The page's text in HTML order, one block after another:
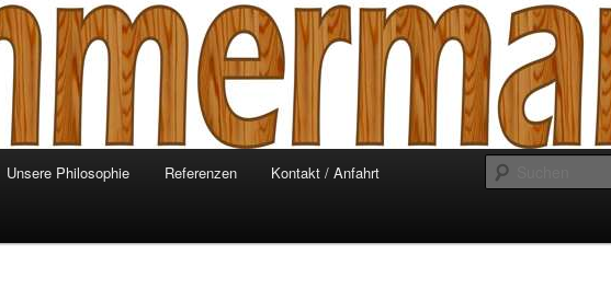
Unsere Philosophie Referenzen Kontakt / Anfahrt